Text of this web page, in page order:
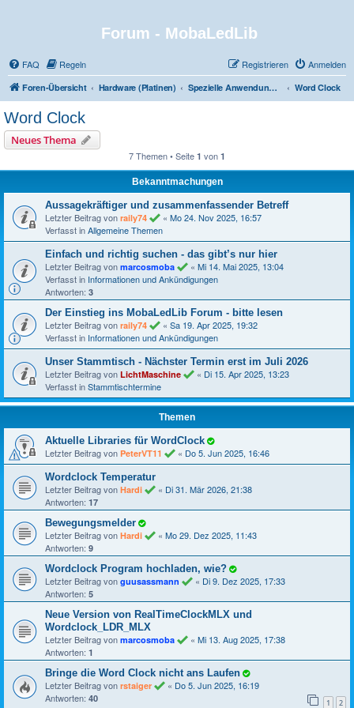
Forum - MobaLedLib
FAQ Regeln Anmelden
Registrieren
Foren-Übersicht Hardware (Platinen) Spezielle Anwendungen und Highlights Word Clock
Word Clock
Neues Thema
7 Themen • Seite 1 von 1
Bekanntmachungen
Aussagekräftiger und zusammenfassender Betreff
Letzter Beitrag von raily74 « Mo 24. Nov 2025, 16:57
Verfasst inAllgemeine Themen
Einfach und richtig suchen - das gibt’s nur hier
Letzter Beitrag von marcosmoba « Mi 14. Mai 2025, 13:04
Verfasst in Informationen und Ankündigungen
Antworten: 3
Der Einstieg ins MobaLedLib Forum - bitte lesen
Letzter Beitrag von raily74 « Sa 19. Apr 2025, 19:32
Verfasst in Informationen und Ankündigungen
Unser Stammtisch - Nächster Termin erst im Juli 2026
Letzter Beitrag von LichtMaschine « Di 15. Apr 2025, 13:23
Verfasst inStammtischtermine
Themen
Aktuelle Libraries für WordClock
Letzter Beitrag von PeterVT11 « Do 5. Jun 2025, 16:46
Wordclock Temperatur
Letzter Beitrag von Hardi « Di 31. Mär 2026, 21:38
Antworten: 17
Bewegungsmelder
Letzter Beitrag von Hardi « Mo 29. Dez 2025, 11:43
Antworten: 9
Wordclock Program hochladen, wie?
Letzter Beitrag von guusassmann « Di 9. Dez 2025, 17:33
Antworten: 5
Neue Version von RealTimeClockMLX und
Wordclock_LDR_MLX
Letzter Beitrag von marcosmoba « Mi 13. Aug 2025, 17:38
Antworten: 1
Bringe die Word Clock nicht ans Laufen
Letzter Beitrag von rstaiger « Do 5. Jun 2025, 16:19
Antworten: 40 1 2